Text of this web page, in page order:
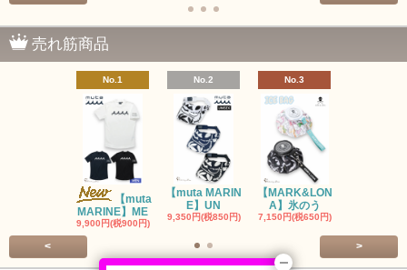
売れ筋商品
No.1
【muta
MARINE】ME
9,900円(税900円)
No.2
【muta MARIN
E】UN
9,350円(税850円)
No.3
【MARK&LON
A】氷のう
7,150円(税650円)
< >